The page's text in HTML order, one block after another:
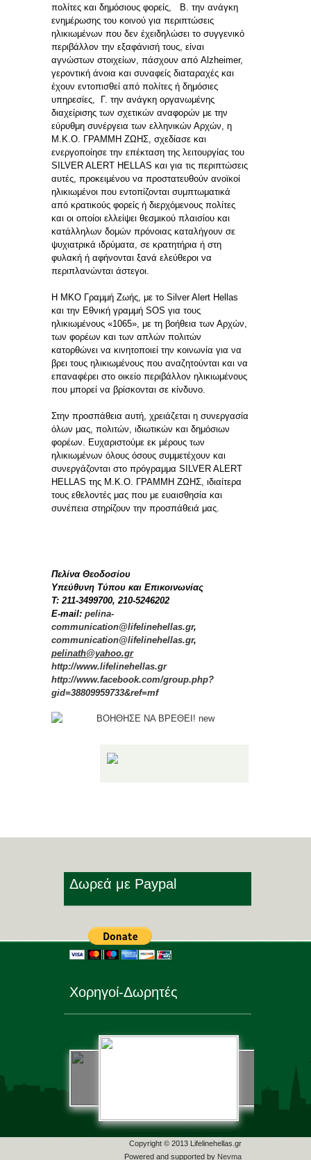
πολίτες και δημόσιους φορείς, Β. την ανάγκη
ενημέρωσης του κοινού για περιπτώσεις
ηλικιωμένων που δεν έχειδηλώσει το συγγενικό
περιβάλλον την εξαφάνισή τους, είναι
αγνώστων στοιχείων, πάσχουν από Alzheimer,
γεροντική άνοια και συναφείς διαταραχές και
έχουν εντοπισθεί από πολίτες ή δημόσιες
υπηρεσίες, Γ. την ανάγκη οργανωμένης
διαχείρισης των σχετικών αναφορών με την
εύρυθμη συνέργεια των ελληνικών Αρχών, η
Μ.Κ.Ο. ΓΡΑΜΜΗ ΖΩΗΣ, σχεδίασε και
ενεργοποίησε την επέκταση της λειτουργίας του
SILVER ALERT HELLAS και για τις περιπτώσεις
αυτές, προκειμένου να προστατευθούν ανοϊκοί
ηλικιωμένοι που εντοπίζονται συμπτωματικά
από κρατικούς φορείς ή διερχόμενους πολίτες
και οι οποίοι ελλείψει θεσμικού πλαισίου και
κατάλληλων δομών πρόνοιας καταλήγουν σε
ψυχιατρικά ιδρύματα, σε κρατητήρια ή στη
φυλακή ή αφήνονται ξανά ελεύθεροι να
περιπλανώνται άστεγοι.
Η ΜΚΟ Γραμμή Ζωής, με το Silver Alert Hellas
και την Εθνική γραμμή SOS για τους
ηλικιωμένους «1065», με τη βοήθεια των Αρχών,
των φορέων και των απλών πολιτών
κατορθώνει να κινητοποιεί την κοινωνία για να
βρει τους ηλικιωμένους που αναζητούνται και να
επαναφέρει στο οικείο περιβάλλον ηλικιωμένους
που μπορεί να βρίσκονται σε κίνδυνο.
Στην προσπάθεια αυτή, χρειάζεται η συνεργασία
όλων μας, πολιτών, ιδιωτικών και δημόσιων
φορέων. Ευχαριστούμε εκ μέρους των
ηλικιωμένων όλους όσους συμμετέχουν και
συνεργάζονται στο πρόγραμμα SILVER ALERT
HELLAS της Μ.Κ.Ο. ΓΡΑΜΜΗ ΖΩΗΣ, ιδιαίτερα
τους εθελοντές μας που με ευαισθησία και
συνέπεια στηρίζουν την προσπάθειά μας.
Πελίνα Θεοδοσίου
Υπεύθυνη Τύπου και Επικοινωνίας
Τ: 211-3499700, 210-5246202
E-mail: pelina-
communication@lifelinehellas.gr,
communication@lifelinehellas.gr,
pelinath@yahoo.gr
http://www.lifelinehellas.gr
http://www.facebook.com/group.php?
gid=38809959733&ref=mf
Δωρεά με Paypal
Χορηγοί-Δωρητές
Copyright © 2013 Lifelinehellas.gr
Powered and supported by Nevma